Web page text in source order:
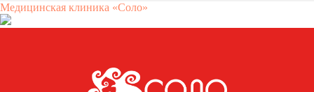
Медицинская клиника «Соло»